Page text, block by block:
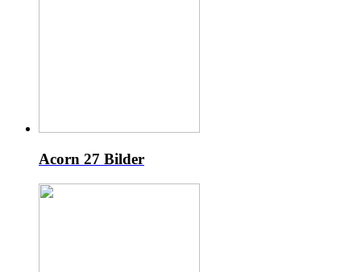
Acorn 27 Bilder